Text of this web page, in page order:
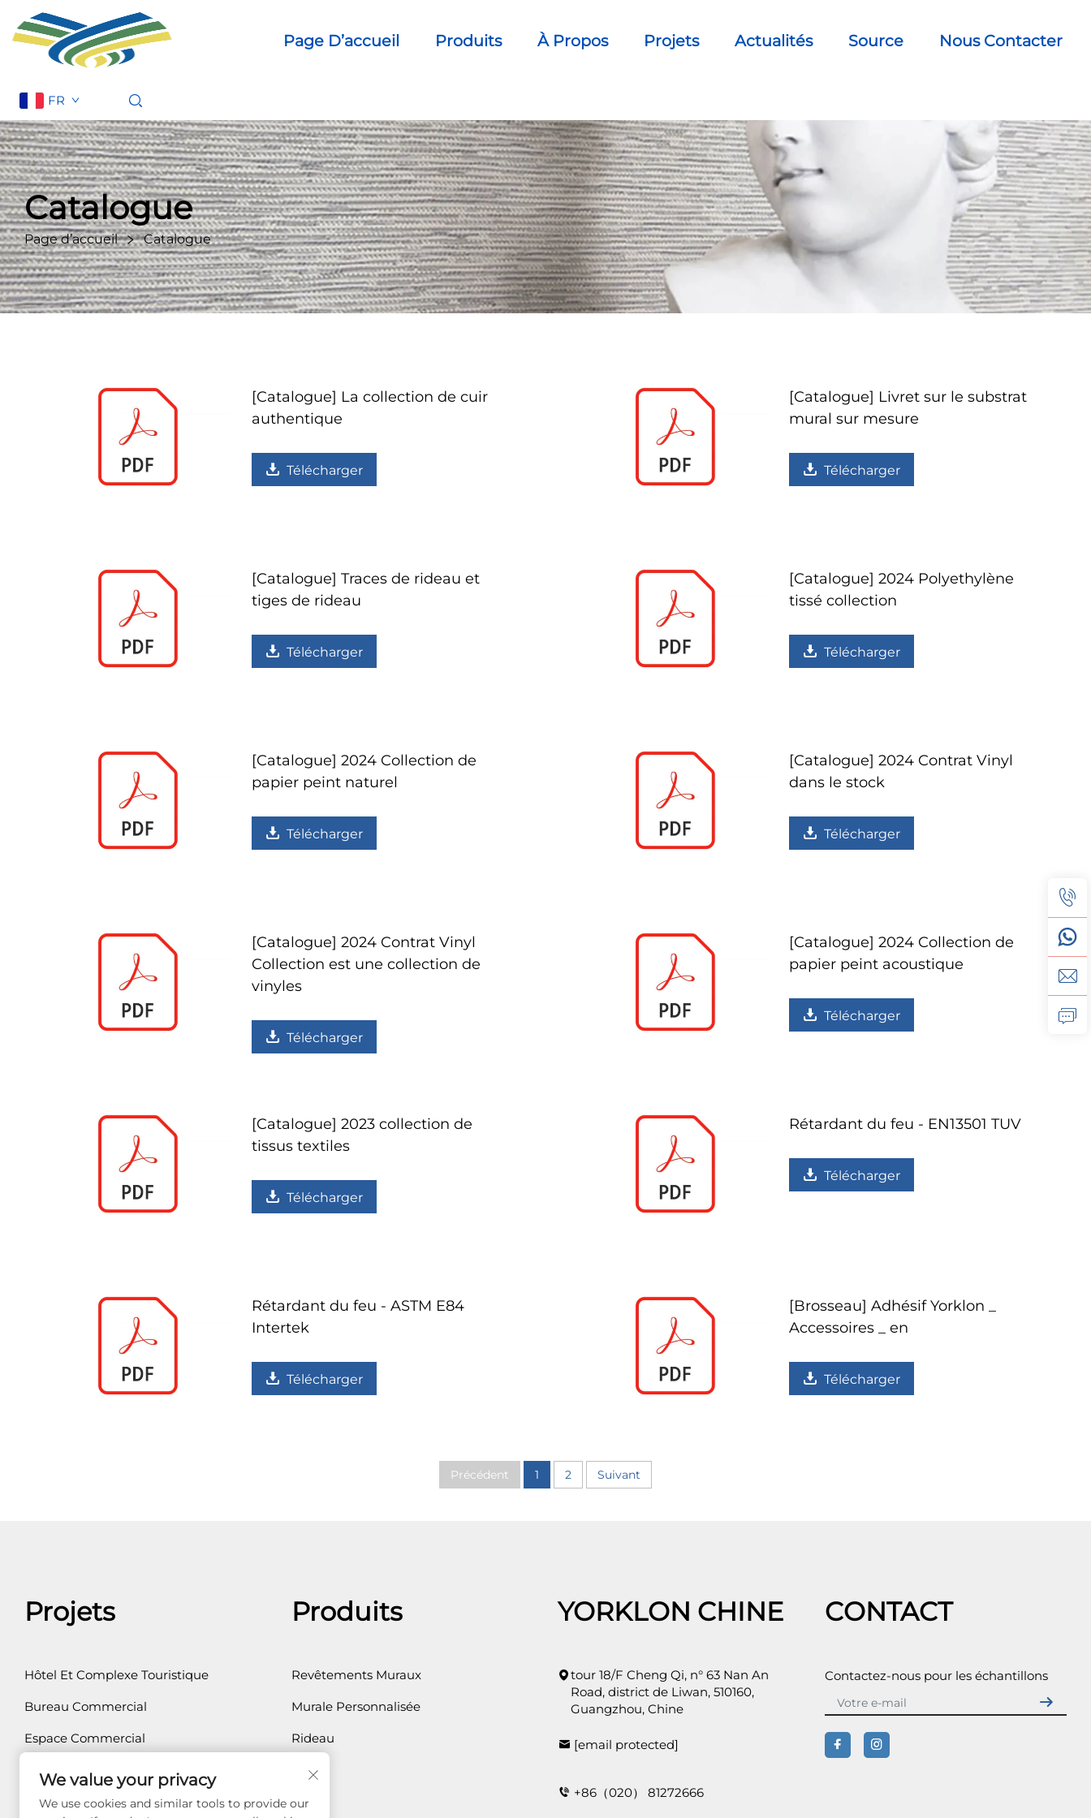
Page D’accueil Produits À Propos Projets Actualités Source Nous Contacter
FR
Catalogue
Page d’accueil Catalogue
[Catalogue] La collection de cuir
authentique
Télécharger
[Catalogue] Livret sur le substrat
mural sur mesure
Télécharger
[Catalogue] Traces de rideau et
tiges de rideau
Télécharger
[Catalogue] 2024 Polyethylène
tissé collection
Télécharger
[Catalogue] 2024 Collection de
papier peint naturel
Télécharger
[Catalogue] 2024 Contrat Vinyl
dans le stock
Télécharger
[Catalogue] 2024 Contrat Vinyl
Collection est une collection de
vinyles
Télécharger
[Catalogue] 2024 Collection de
papier peint acoustique
Télécharger
[Catalogue] 2023 collection de
tissus textiles
Télécharger
Rétardant du feu - EN13501 TUV
Télécharger
Rétardant du feu - ASTM E84
Intertek
Télécharger
[Brosseau] Adhésif Yorklon _
Accessoires _ en
Télécharger
Précédent 1 2 Suivant
Projets
Hôtel Et Complexe Touristique
Bureau Commercial
Espace Commercial
Résidence Privée
Santé
Produits
Revêtements Muraux
Murale Personnalisée
Rideau
YORKLON CHINE
tour 18/F Cheng Qi, n° 63 Nan An
Road, district de Liwan, 510160,
Guangzhou, Chine
[email protected]
+86（020） 81272666
CONTACT
Contactez-nous pour les échantillons
We value your privacy
We use cookies and similar tools to provide our